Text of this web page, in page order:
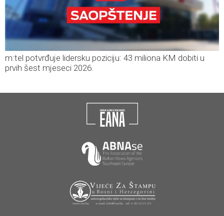
m:tel potvrđuje lidersku poziciju: 43 miliona KM dobiti u
prvih šest mjeseci 2026.